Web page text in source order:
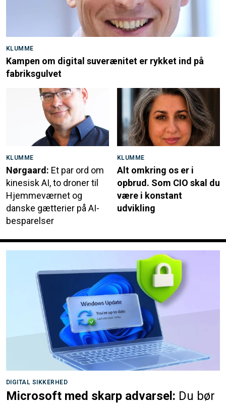
KLUMME
Kampen om digital suverænitet er rykket ind på
fabriksgulvet
KLUMME
Nørgaard: Et par ord om
kinesisk AI, to droner til
Hjemmeværnet og
danske gætterier på AI-
besparelser
KLUMME
Alt omkring os er i
opbrud. Som CIO skal du
være i konstant
udvikling
DIGITAL SIKKERHED
Microsoft med skarp advarsel: Du bør